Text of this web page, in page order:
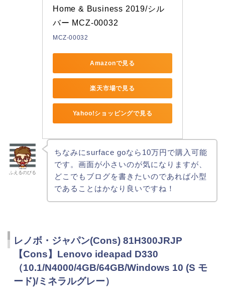
Home & Business 2019/シル
バー MCZ-00032
MCZ-00032
Amazonで見る
楽天市場で見る
Yahoo!ショッピングで見る
ふえるのびる
ちなみにsurface goなら10万円で購入可能
です。画面が小さいのが気になりますが、
どこでもブログを書きたいのであれば小型
であることはかなり良いですね！
レノボ・ジャパン(Cons) 81H300JRJP
【Cons】Lenovo ideapad D330
（10.1/N4000/4GB/64GB/Windows 10 (S モ
ード)/ミネラルグレー）